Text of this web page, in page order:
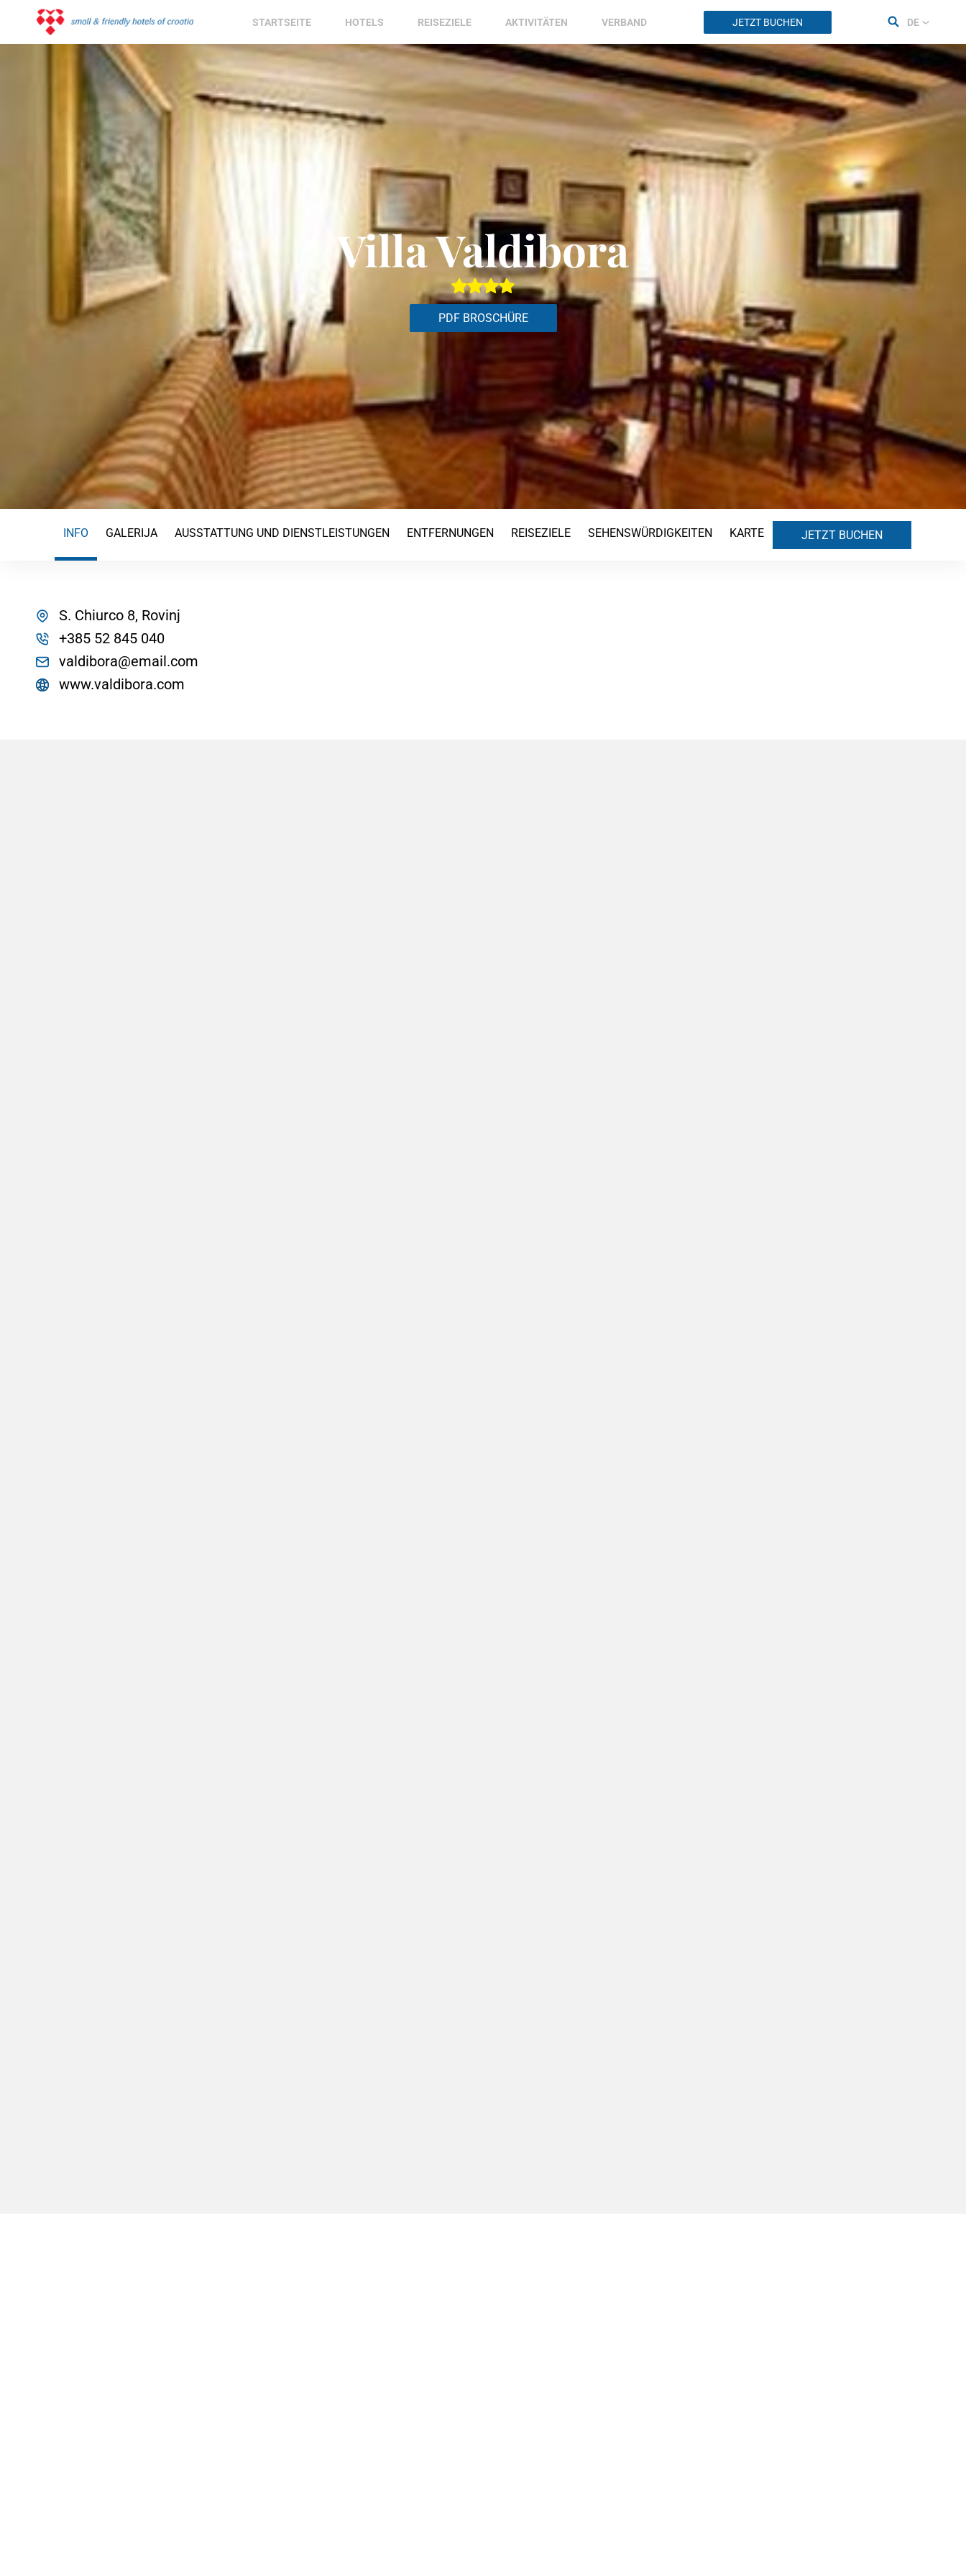
STARTSEITE HOTELS REISEZIELE AKTIVITÄTEN VERBAND JETZT BUCHEN DE
Villa Valdibora
PDF BROSCHÜRE
INFO GALERIJA AUSSTATTUNG UND DIENSTLEISTUNGEN ENTFERNUNGEN REISEZIELE SEHENSWÜRDIGKEITEN KARTE JETZT BUCHEN
S. Chiurco 8, Rovinj
+385 52 845 040
valdibora@email.com
www.valdibora.com